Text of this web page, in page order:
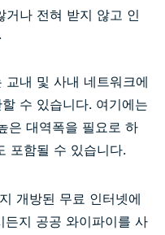
거나 전혀 받지 않고 인
내 및 사내 네트워크에
수 있습니다. 여기에는
은 대역폭을 필요로 하
포함될 수 있습니다.
개방된 무료 인터넷에
든지 공공 와이파이를 사